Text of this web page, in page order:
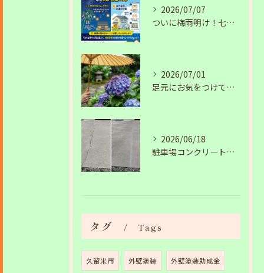
2026/07/07
ついに梅雨明け！七夕の夜に願う安心の住まいと、夏の塗装・雨漏り対策
2026/07/01
足元にお気をつけて。梅雨の季節を安全・快適に乗り切るコツ
2026/06/18
駐車場コンクリートのひび割れは放置NG？原因と補修工事の施工事例を紹介
タグ Tags
久留米市 外壁塗装 外壁塗装助成金